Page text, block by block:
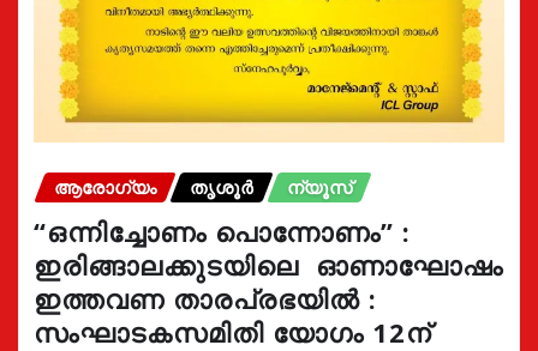
ആരോഗ്യം തൃശൂർ ന്യൂസ്
“ഒന്നിച്ചോണം പൊന്നോണം” :
ഇരിങ്ങാലക്കുടയിലെ ഓണാഘോഷം
ഇത്തവണ താരപ്രഭയിൽ :
സംഘാടകസമിതി യോഗം 12ന്